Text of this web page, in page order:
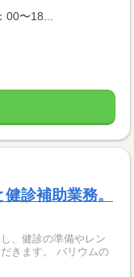
〜18...
診補助業務。
、健診の準備やレン
きます。 バリウムの